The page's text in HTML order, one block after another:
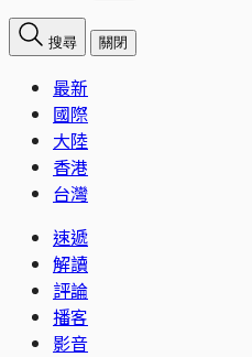
搜尋 關閉
最新
國際
大陸
香港
台灣
速遞
解讀
評論
播客
影音